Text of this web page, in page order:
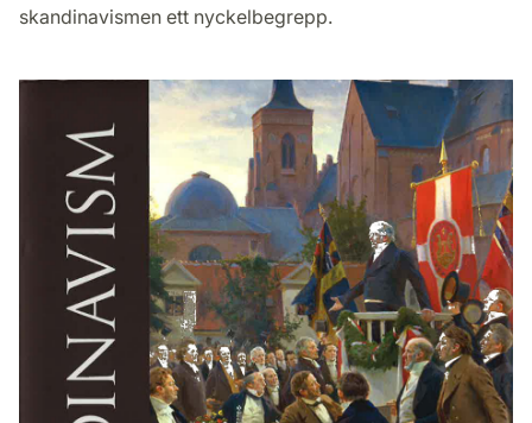
skandinavismen ett nyckelbegrepp.